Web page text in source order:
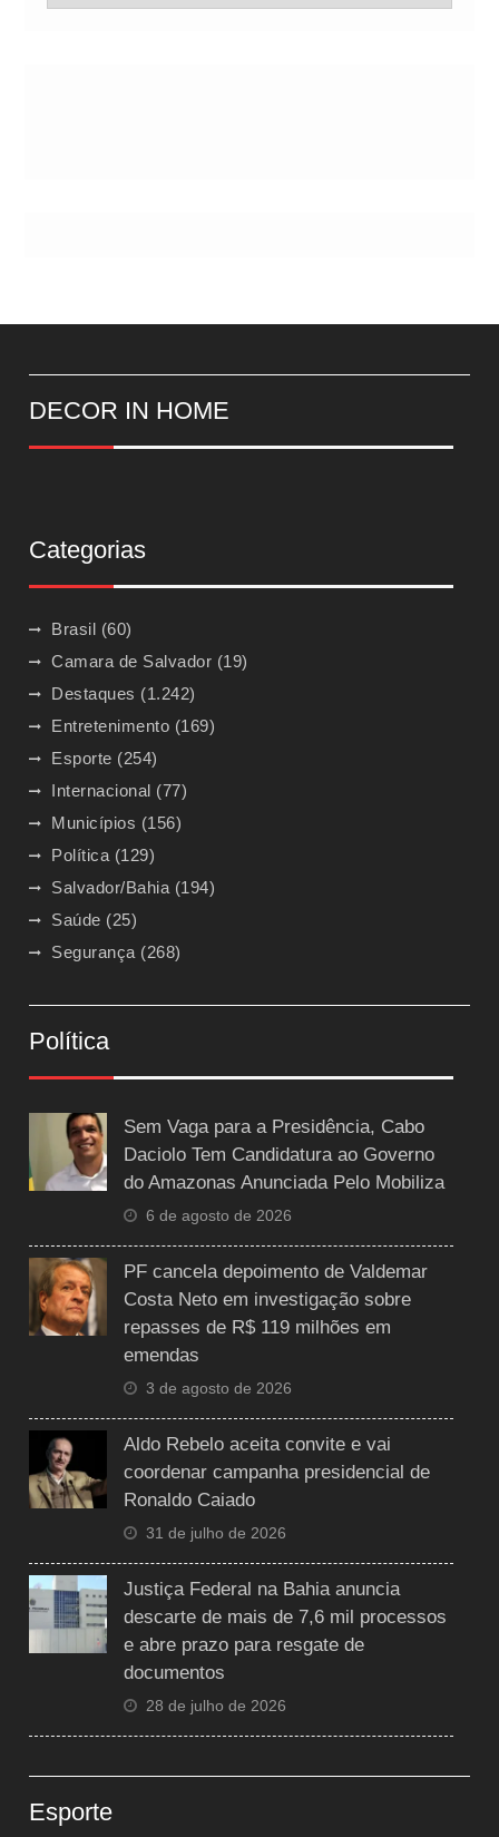
de
DECOR IN HOME
Categorias
Brasil (60)
Camara de Salvador (19)
Destaques (1.242)
Entretenimento (169)
Esporte (254)
Internacional (77)
Municípios (156)
Política (129)
Salvador/Bahia (194)
Saúde (25)
Segurança (268)
Política
Sem Vaga para a Presidência, Cabo
Daciolo Tem Candidatura ao Governo
do Amazonas Anunciada Pelo Mobiliza
6 de agosto de 2026
PF cancela depoimento de Valdemar
Costa Neto em investigação sobre
repasses de R$ 119 milhões em
emendas
3 de agosto de 2026
Aldo Rebelo aceita convite e vai
coordenar campanha presidencial de
Ronaldo Caiado
31 de julho de 2026
Justiça Federal na Bahia anuncia
descarte de mais de 7,6 mil processos
e abre prazo para resgate de
documentos
28 de julho de 2026
Esporte